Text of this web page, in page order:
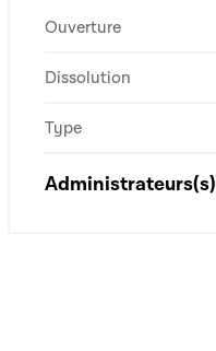
Ouverture
Dissolution
Type
Administrateurs(s)